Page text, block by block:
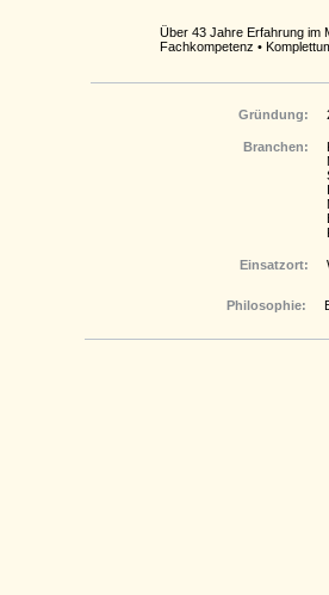
Über 43 Jahre Erfahrung im
Fachkompetenz •
Gründung:
Branchen:
Einsatzort:
Philosophie: